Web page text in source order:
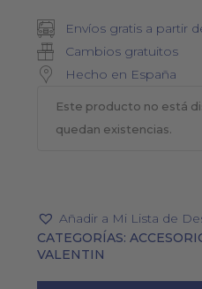
Envíos gratis a partir
Cambios gratuitos
Hecho en España
Este producto no está
quedan existencias.
Añadir a Mi Lista de
CATEGORÍAS:
VALENTIN